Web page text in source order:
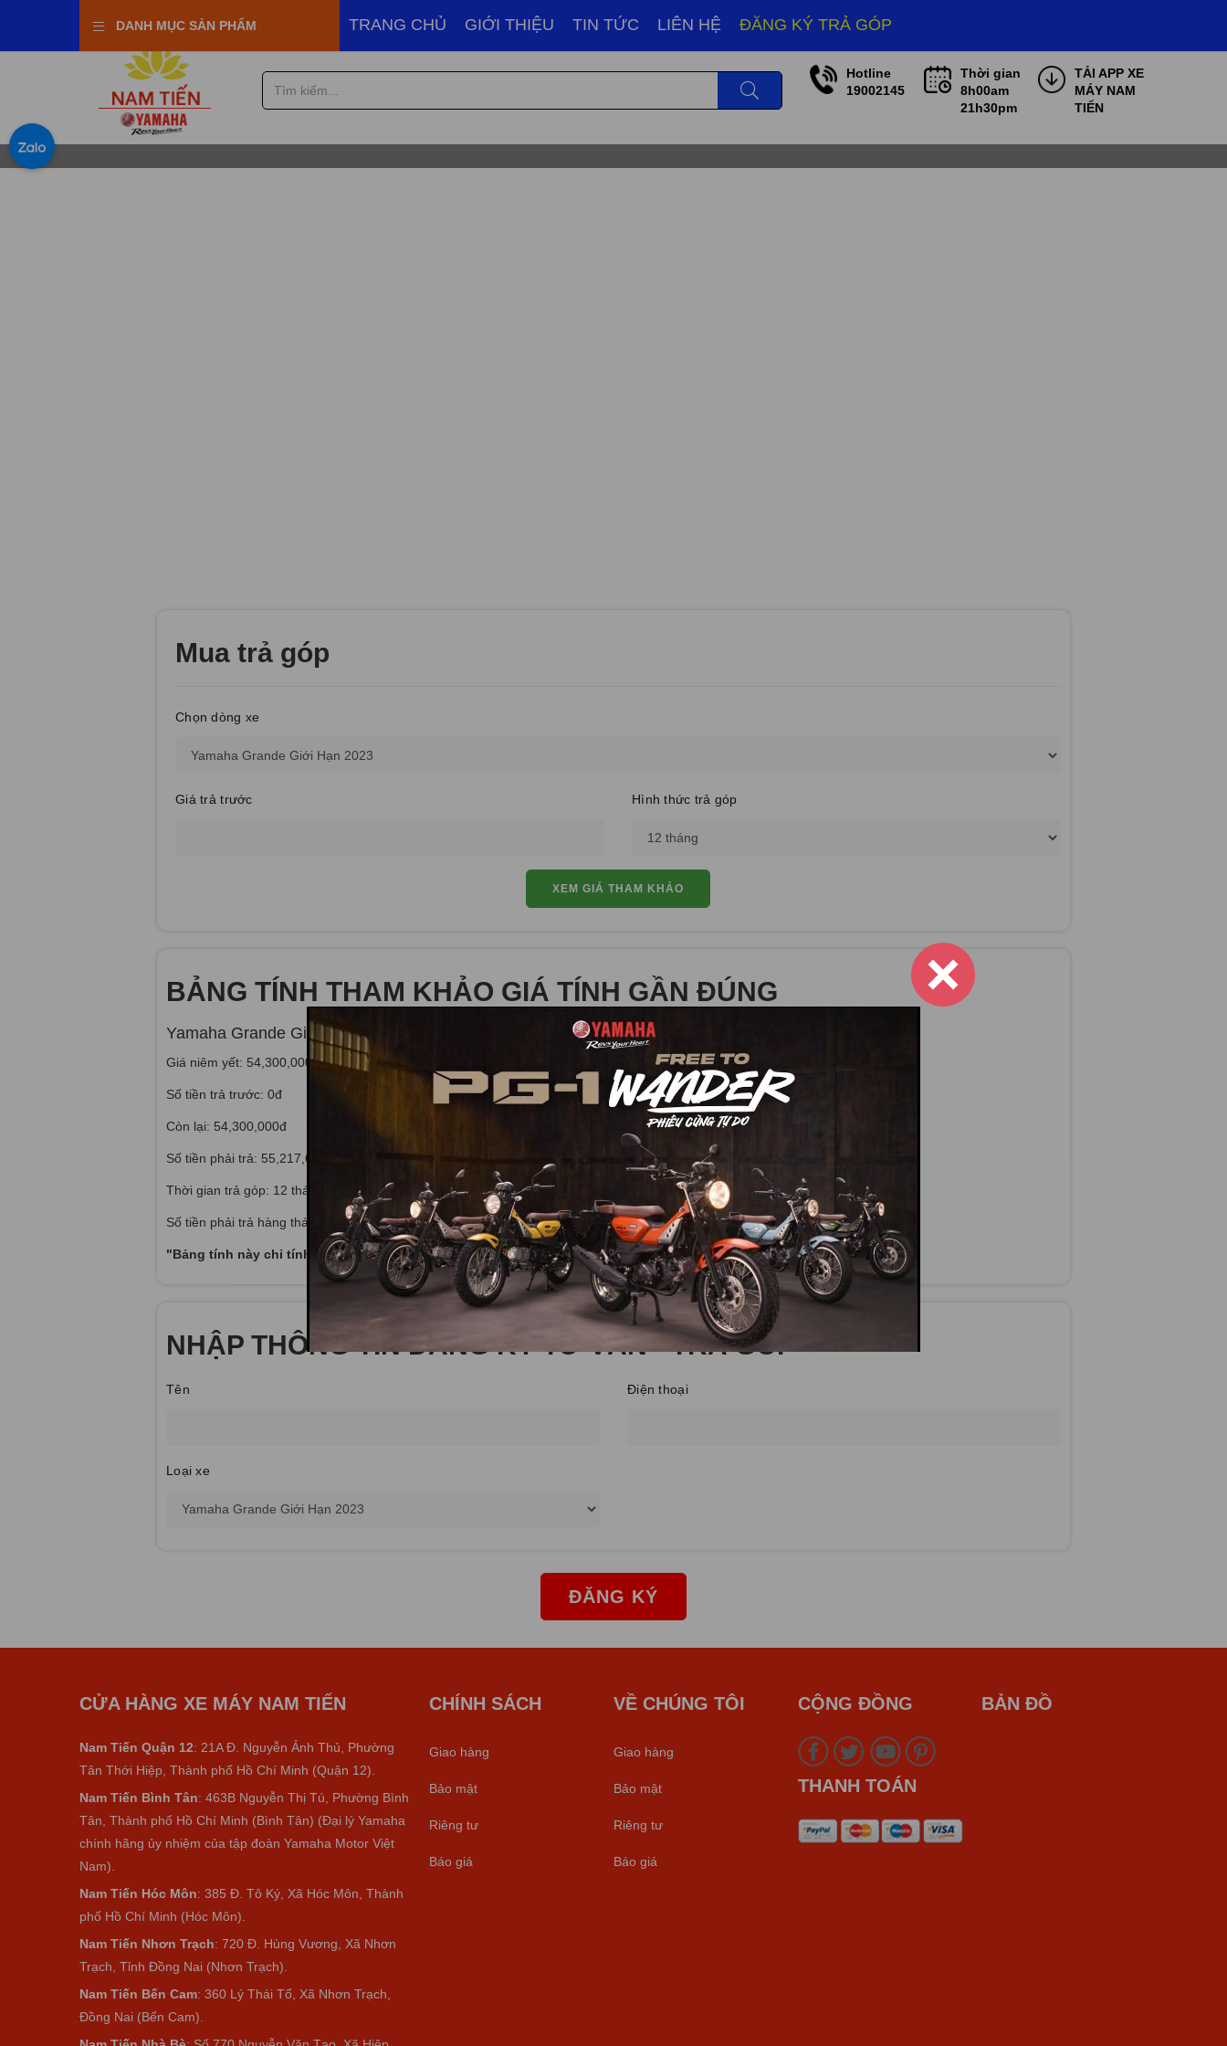
Town Nam Tiến
Hotline
19002145
Thời gian
8h00am
21h30pm
TẢI APP XE
MÁY NAM
TIẾN
DANH MỤC SẢN PHẨM TRANG CHỦ GIỚI THIỆU TIN TỨC LIÊN HỆ ĐĂNG KÝ TRẢ GÓP
Mua trả góp
Chọn dòng xe
Giá trả trước Hình thức trả góp
XEM GIÁ THAM KHẢO
BẢNG TÍNH THAM KHẢO GIÁ TÍNH GẦN ĐÚNG
Yamaha Grande Giới Hạn 2023
Giá niêm yết: 54,300,000đ
Số tiền trả trước: 0đ
Còn lại: 54,300,000đ
Số tiền phải trả: 55,217,670đ
Thời gian trả góp: 12 tháng
Số tiền phải trả hàng tháng: 4,601,473đ
"Bảng tính này chỉ tính đúng tương đối, để chính xác nhất mời khách hàng liên hệ hotline hoặc đăng ký trả góp"
NHẬP THÔNG TIN ĐĂNG KÝ TƯ VẤN - TRẢ GÓP
Tên Điện thoại
Loại xe
ĐĂNG KÝ
CỬA HÀNG XE MÁY NAM TIẾN
Nam Tiến Quận 12: 21A Đ. Nguyễn Ảnh Thủ, Phường
Tân Thới Hiệp, Thành phố Hồ Chí Minh (Quận 12).
Nam Tiến Bình Tân: 463B Nguyễn Thị Tú, Phường Bình
Tân, Thành phố Hồ Chí Minh (Bình Tân) (Đại lý Yamaha
chính hãng ủy nhiệm của tập đoàn Yamaha Motor Việt
Nam).
Nam Tiến Hóc Môn: 385 Đ. Tô Ký, Xã Hóc Môn, Thành
phố Hồ Chí Minh (Hóc Môn).
Nam Tiến Nhơn Trạch: 720 Đ. Hùng Vương, Xã Nhơn
Trạch, Tỉnh Đồng Nai (Nhơn Trạch).
Nam Tiến Bến Cam: 360 Lý Thái Tổ, Xã Nhơn Trạch,
Đồng Nai (Bến Cam).
CHÍNH SÁCH
Giao hàng
Bảo mật
Riêng tư
Báo giá
VỀ CHÚNG TÔI
Giao hàng
Bảo mật
Riêng tư
Báo giá
CỘNG ĐỒNG
THANH TOÁN
BẢN ĐỒ